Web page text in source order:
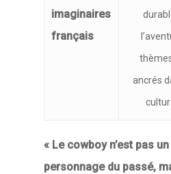
imaginaires
français
ancrés
« Le cowboy n’est pas
personnage du passé,